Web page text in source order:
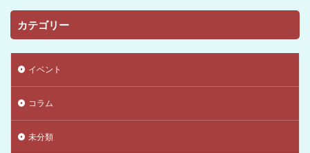
カテゴリー
イベント
コラム
未分類